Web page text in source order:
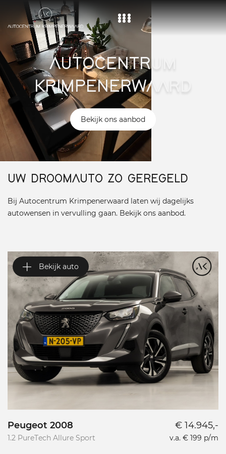
Home
Aanbod
Diensten
Over ons
Vacature
Contact
AUTOCENTRUM
KRIMPENERWAARD
Bekijk ons aanbod
UW DROOMAUTO ZO GEREGELD
Bij Autocentrum Krimpenerwaard laten wij dagelijks
autowensen in vervulling gaan. Bekijk ons aanbod.
Bekijk auto
Peugeot 2008
1.2 PureTech Allure Sport
€ 14.945,-
v.a. € 199 p/m